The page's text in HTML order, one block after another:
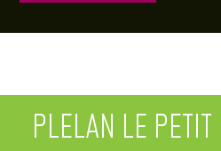
PLELAN LE PETIT